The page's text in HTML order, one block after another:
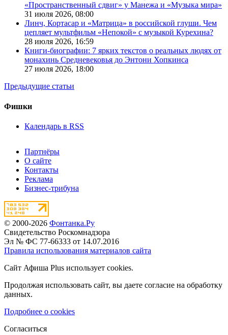
«Пространственный сдвиг» у Манежа и «Музыка мира»
31 июля 2026, 08:00
Линч, Кортасар и «Матрица» в российской глуши. Чем
цепляет мультфильм «Непокой» с музыкой Курехина?
28 июля 2026, 16:59
Книги-биографии: 7 ярких текстов о реальных людях от
монахинь Средневековья до Энтони Хопкинса
27 июля 2026, 18:00
Предыдущие статьи
Фишки
Календарь в RSS
Партнёры
О сайте
Контакты
Реклама
Бизнес-трибуна
© 2000-2026 Фонтанка.Ру
Свидетельство Роскомнадзора
Эл № ФС 77-66333 от 14.07.2016
Правила использования материалов сайта
Сайт Афиша Plus использует cookies.
Продолжая использовать сайт, вы даете согласие на обработку
данных.
Подробнее о cookies
Согласиться